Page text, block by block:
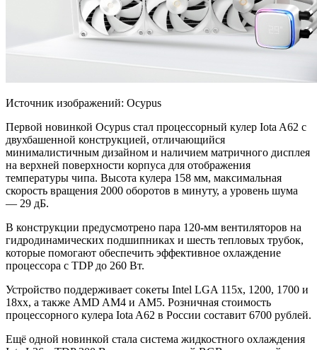
Источник изображений: Ocypus
Первой новинкой Ocypus стал процессорный кулер Iota A62 с
двухбашенной конструкцией, отличающийся
минималистичным дизайном и наличием матричного дисплея
на верхней поверхности корпуса для отображения
температуры чипа. Высота кулера 158 мм, максимальная
скорость вращения 2000 оборотов в минуту, а уровень шума
— 29 дБ.
В конструкции предусмотрено пара 120-мм вентиляторов на
гидродинамических подшипниках и шесть тепловых трубок,
которые помогают обеспечить эффективное охлаждение
процессора с TDP до 260 Вт.
Устройство поддерживает сокеты Intel LGA 115x, 1200, 1700 и
18xx, а также AMD AM4 и AM5. Розничная стоимость
процессорного кулера Iota A62 в России составит 6700 рублей.
Ещё одной новинкой стала система жидкостного охлаждения